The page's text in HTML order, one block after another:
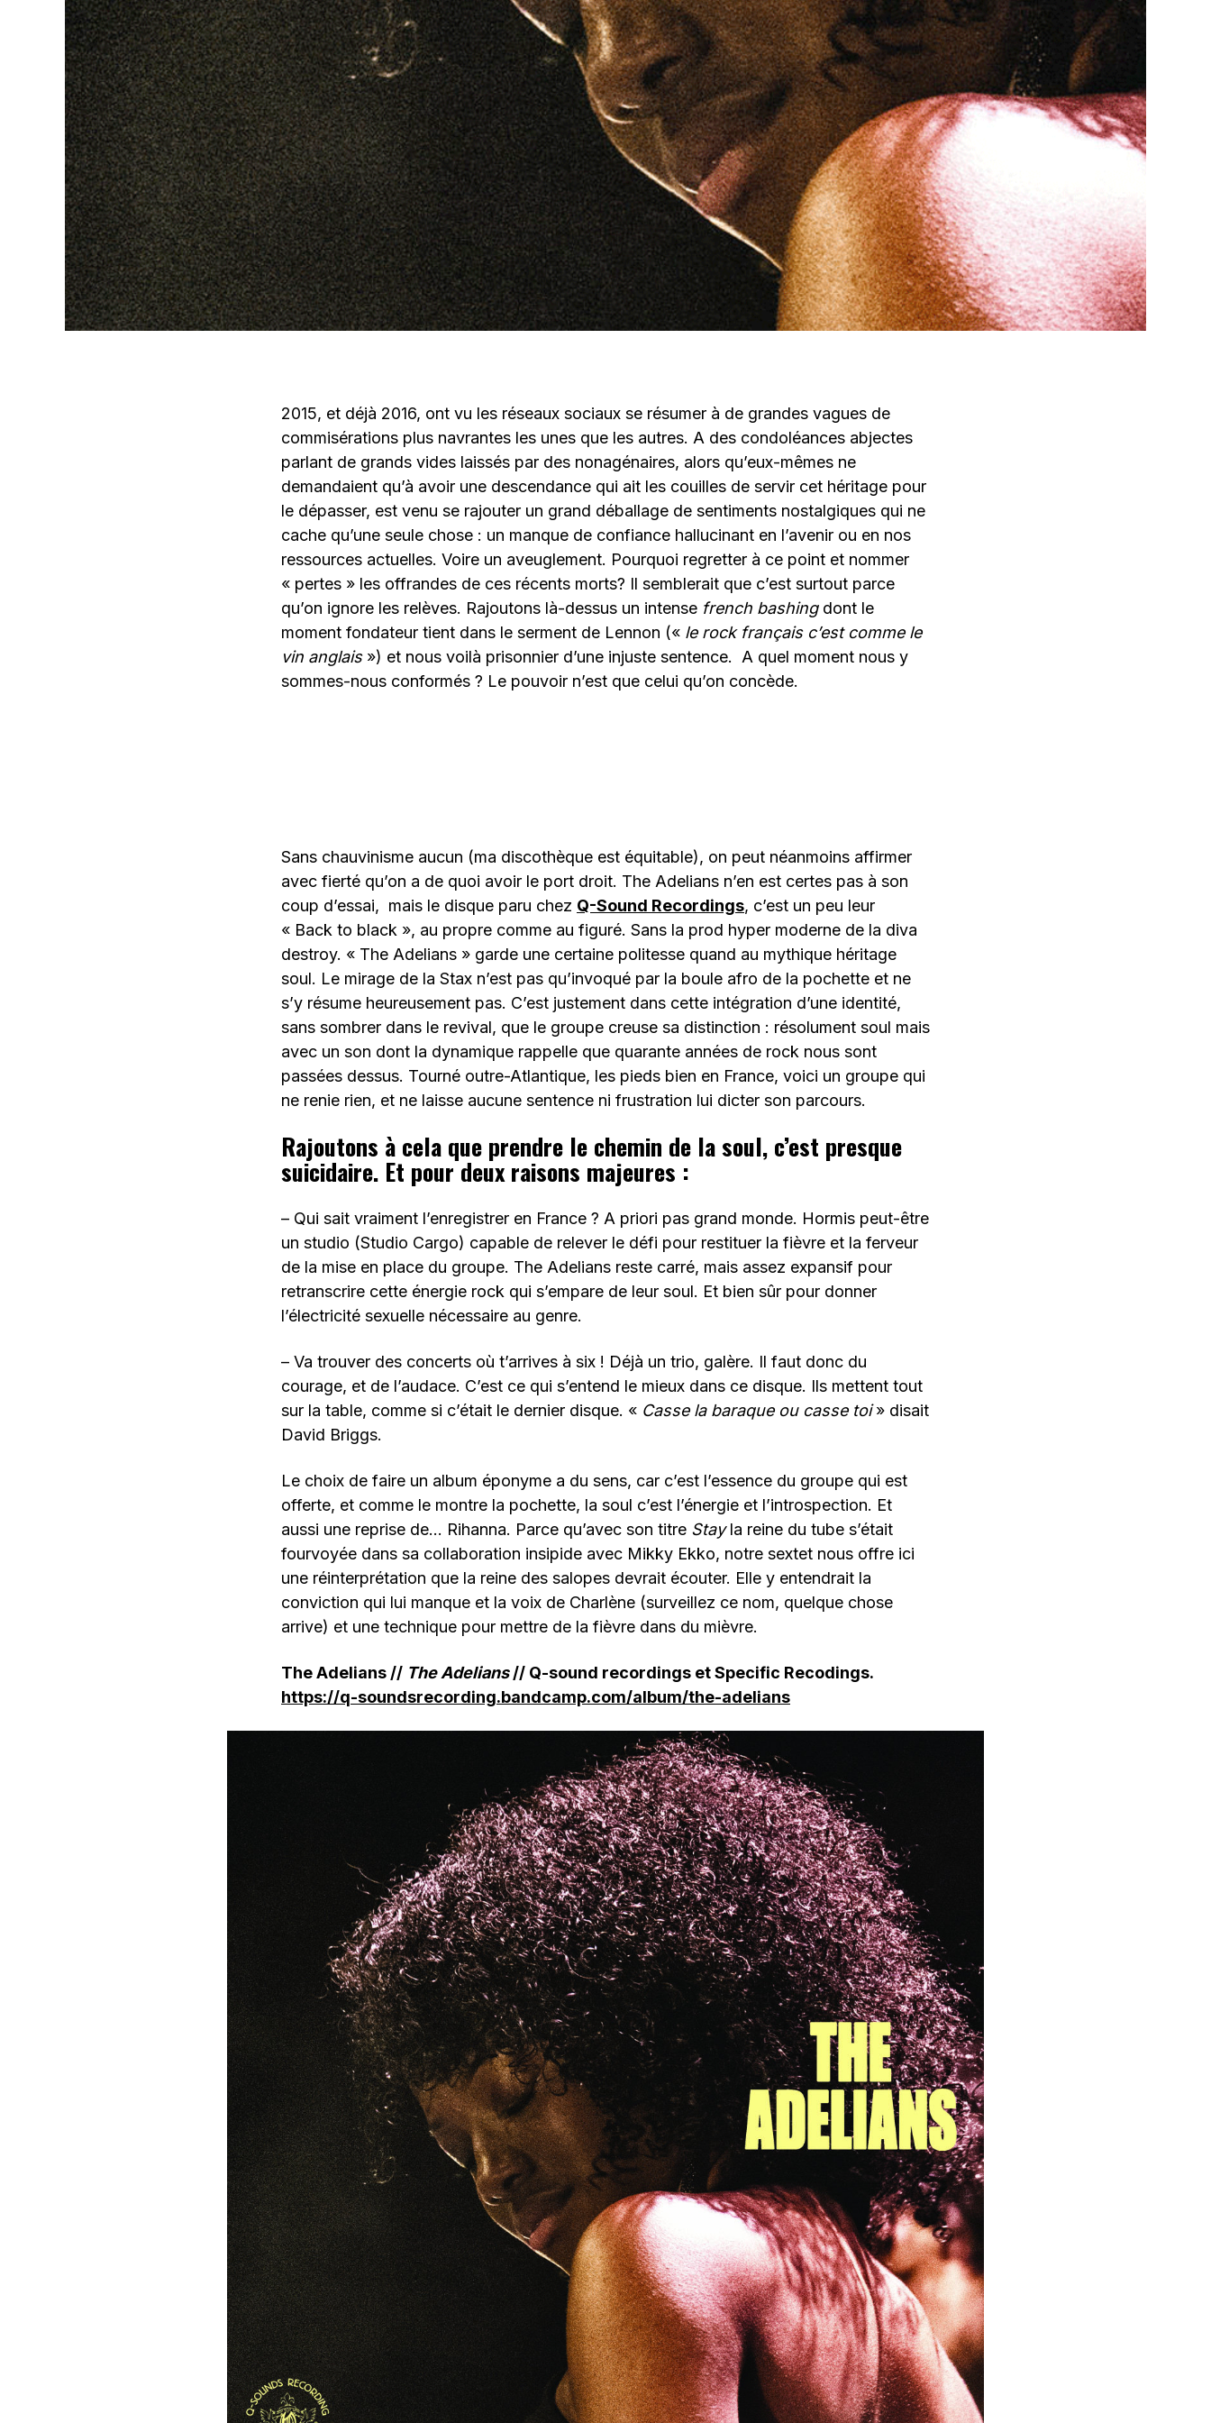
2015, et déjà 2016, ont vu les réseaux sociaux se résumer à de grandes vagues de
commisérations plus navrantes les unes que les autres. A des condoléances abjectes
parlant de grands vides laissés par des nonagénaires, alors qu’eux-mêmes ne
demandaient qu’à avoir une descendance qui ait les couilles de servir cet héritage pour
le dépasser, est venu se rajouter un grand déballage de sentiments nostalgiques qui ne
cache qu’une seule chose : un manque de confiance hallucinant en l’avenir ou en nos
ressources actuelles. Voire un aveuglement. Pourquoi regretter à ce point et nommer
« pertes » les offrandes de ces récents morts? Il semblerait que c’est surtout parce
qu’on ignore les relèves. Rajoutons là-dessus un intense french bashingdont le
moment fondateur tient dans le serment de Lennon (« le rock français c’est comme le
vin anglais») et nous voilà prisonnier d’une injuste sentence. A quel moment nous y
sommes-nous conformés ? Le pouvoir n’est que celui qu’on concède.
Sans chauvinisme aucun (ma discothèque est équitable), on peut néanmoins affirmer
avec fierté qu’on a de quoi avoir le port droit. The Adelians n’en est certes pas à son
coup d’essai, mais le disque paru chez Q-Sound Recordings, c’est un peu leur
« Back to black », au propre comme au figuré. Sans la prod hyper moderne de la diva
destroy. « The Adelians » garde une certaine politesse quand au mythique héritage
soul. Le mirage de la Stax n’est pas qu’invoqué par la boule afro de la pochette et ne
s’y résume heureusement pas. C’est justement dans cette intégration d’une identité,
sans sombrer dans le revival, que le groupe creuse sa distinction : résolument soul mais
avec un son dont la dynamique rappelle que quarante années de rock nous sont
passées dessus. Tourné outre-Atlantique, les pieds bien en France, voici un groupe qui
ne renie rien, et ne laisse aucune sentence ni frustration lui dicter son parcours.
Rajoutons à cela que prendre le chemin de la soul, c’est presque
suicidaire. Et pour deux raisons majeures :
– Qui sait vraiment l’enregistrer en France ? A priori pas grand monde. Hormis peut-être
un studio (Studio Cargo) capable de relever le défi pour restituer la fièvre et la ferveur
de la mise en place du groupe. The Adelians reste carré, mais assez expansif pour
retranscrire cette énergie rock qui s’empare de leur soul. Et bien sûr pour donner
l’électricité sexuelle nécessaire au genre.
– Va trouver des concerts où t’arrives à six ! Déjà un trio, galère. Il faut donc du
courage, et de l’audace. C’est ce qui s’entend le mieux dans ce disque. Ils mettent tout
sur la table, comme si c’était le dernier disque. « Casse la baraque ou casse toi» disait
David Briggs.
Le choix de faire un album éponyme a du sens, car c’est l’essence du groupe qui est
offerte, et comme le montre la pochette, la soul c’est l’énergie et l’introspection. Et
aussi une reprise de… Rihanna. Parce qu’avec son titre Stayla reine du tube s’était
fourvoyée dans sa collaboration insipide avec Mikky Ekko, notre sextet nous offre ici
une réinterprétation que la reine des salopes devrait écouter. Elle y entendrait la
conviction qui lui manque et la voix de Charlène (surveillez ce nom, quelque chose
arrive) et une technique pour mettre de la fièvre dans du mièvre.
The Adelians // The Adelians// Q-sound recordings et Specific Recodings.
https://q-soundsrecording.bandcamp.com/album/the-adelians